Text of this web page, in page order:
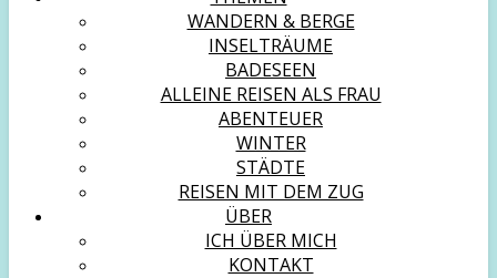
WANDERN & BERGE
INSELTRÄUME
BADESEEN
ALLEINE REISEN ALS FRAU
ABENTEUER
WINTER
STÄDTE
REISEN MIT DEM ZUG
ÜBER
ICH ÜBER MICH
KONTAKT